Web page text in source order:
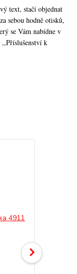
text, stačí objednat
sebou hodně otisků,
se Vám nabídne v
k